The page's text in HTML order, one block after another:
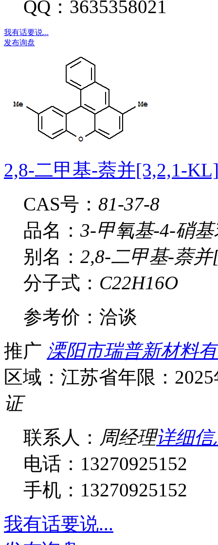
QQ：3635358021
我有话要说...
发布询盘
2,8-二甲基-萘并[3,2,1-
CAS号： 81-37-8
品名： 3-甲氧基-4-硝
别名： 2,8-二甲基-萘
分子式： C22H16O
参考价： 洽谈
推广 溧阳市瑞普新材料
区域：江苏省年限：
证
联系人： 周经理详细信
电话：13270925152
手机：13270925152
我有话要说...